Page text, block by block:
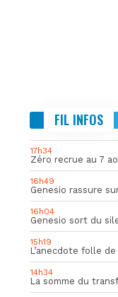
FIL INFOS
17h34
16h49
16h04
Genesio sort du
15h19
14h34
La somme du